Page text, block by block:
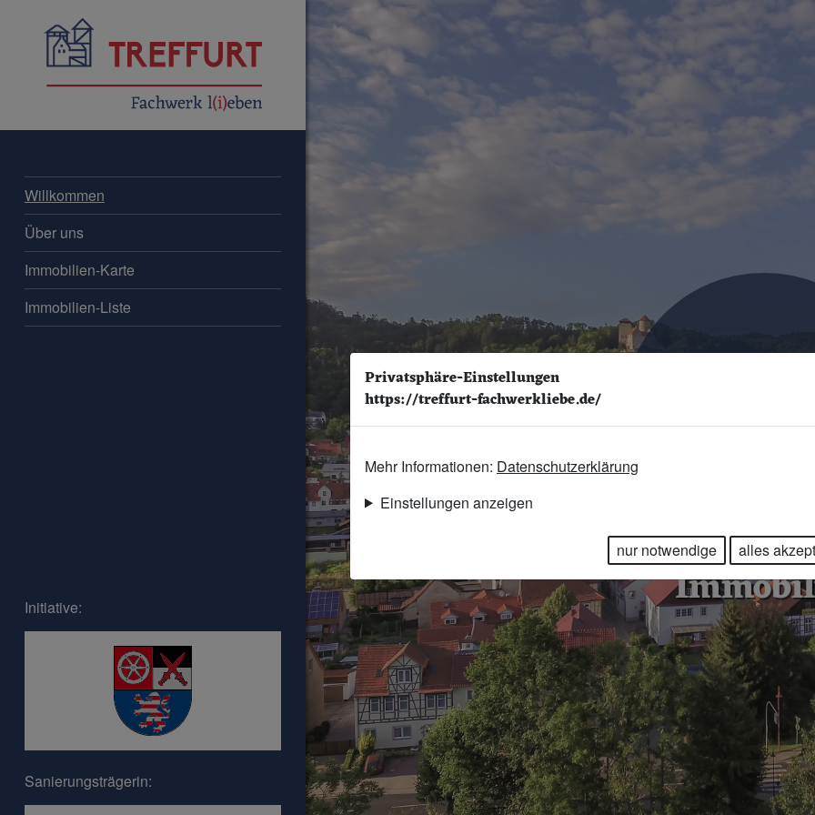
Willkommen
Über uns
Immobilien-Karte
Immobilien-Liste
Initiative:
Sanierungsträgerin:
Privatsphäre-Einstellungen
https://treffurt-fachwerkliebe.de/
Mehr Informationen: Datenschutzerklärung
Einstellungen anzeigen
nur notwendige alles